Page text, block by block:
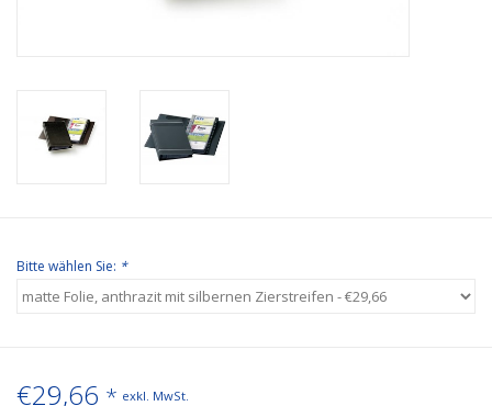
Marken
Bitte wählen Sie: *
€29,66 * exkl. MwSt.